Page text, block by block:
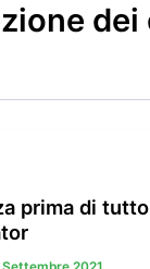
dei
prima di